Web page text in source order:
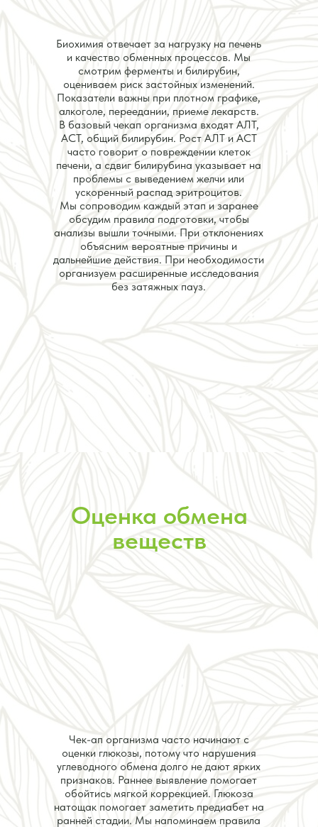
Биохимия отвечает за нагрузку на печень
и качество обменных процессов. Мы
смотрим ферменты и билирубин,
оцениваем риск застойных изменений.
Показатели важны при плотном графике,
алкоголе, переедании, приеме лекарств.
В базовый чекап организма входят АЛТ,
АСТ, общий билирубин. Рост АЛТ и АСТ
часто говорит о повреждении клеток
печени, а сдвиг билирубина указывает на
проблемы с выведением желчи или
ускоренный распад эритроцитов.
Мы сопроводим каждый этап и заранее
обсудим правила подготовки, чтобы
анализы вышли точными. При отклонениях
объясним вероятные причины и
дальнейшие действия. При необходимости
организуем расширенные исследования
без затяжных пауз.
Оценка обмена
веществ
Чек-ап организма часто начинают с
оценки глюкозы, потому что нарушения
углеводного обмена долго не дают ярких
признаков. Раннее выявление помогает
обойтись мягкой коррекцией. Глюкоза
натощак помогает заметить предиабет на
ранней стадии. Мы напоминаем правила